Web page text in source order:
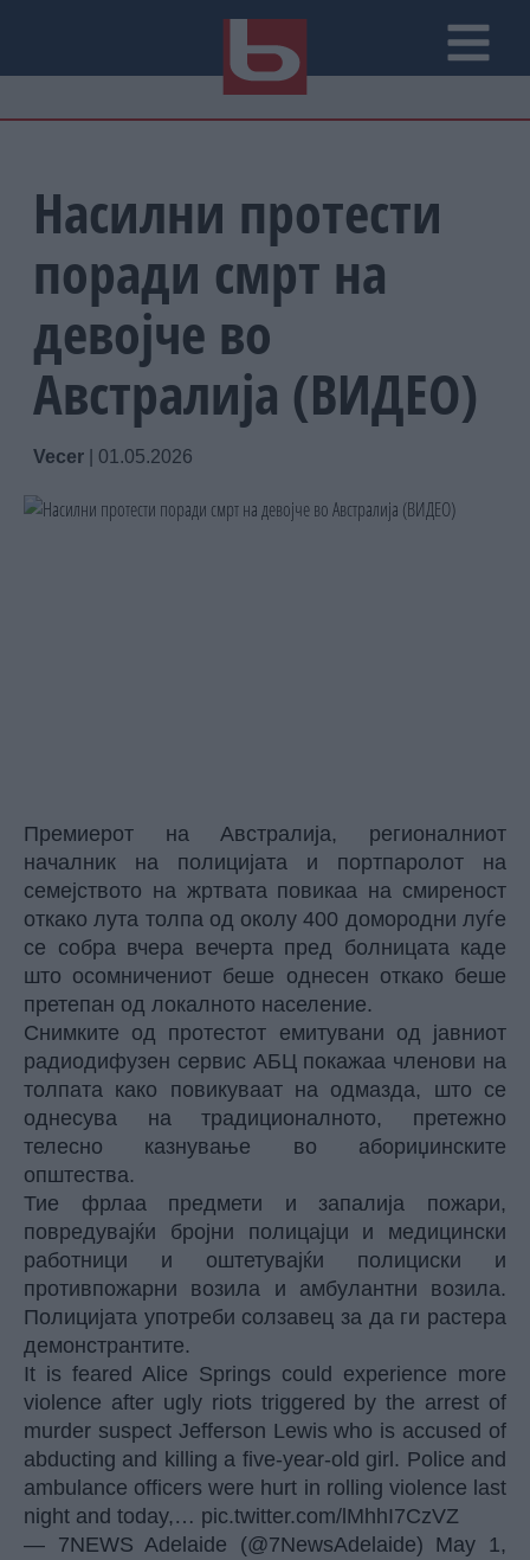
Насилни протести
поради смрт на
девојче во
Австралија (ВИДЕО)
Vecer 01.05.2026
Премиерот наАвстралија, регионалниот
началник на полицијата и портпаролот на
семејството на жртвата повикаа на смиреност
откако лута толпа од околу 400 домородни луѓе
се собра вчера вечерта пред болницата каде
што осомничениот беше однесен откако беше
претепан од локалното население.
Снимките од протестот емитувани од јавниот
радиодифузен сервис АБЦ покажаа членови на
толпата како повикуваат на одмазда, што се
однесува на традиционалното, претежно
телесно казнување во абориџинските
општества.
Тие фрлаа предмети и запалија пожари,
повредувајќи бројни полицајци и медицински
работници и оштетувајќи полициски и
противпожарни возила и амбулантни возила.
Полицијата употреби солзавец за да ги растера
демонстрантите.
It is feared Alice Springs could experience more
violence after ugly riots triggered by the arrest of
murder suspect Jefferson Lewis who is accused of
abducting and killing a five-year-old girl. Police and
ambulance officers were hurt in rolling violence last
night and today,… pic.twitter.com/lMhhI7CzVZ
— 7NEWS Adelaide (@7NewsAdelaide) May 1,